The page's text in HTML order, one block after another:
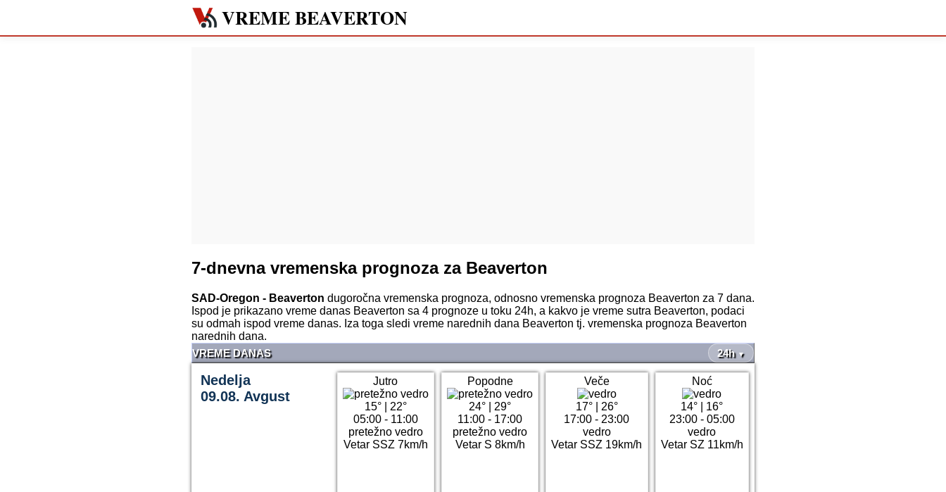
VREME BEAVERTON
7-dnevna vremenska prognoza za Beaverton
SAD-Oregon - Beaverton dugoročna vremenska prognoza, odnosno vremenska prognoza Beaverton za 7 dana.
Ispod je prikazano vreme danas Beaverton sa 4 prognoze u toku 24h, a kakvo je vreme sutra Beaverton, podaci
su odmah ispod vreme danas. Iza toga sledi vreme narednih dana Beaverton tj. vremenska prognoza Beaverton
narednih dana.
VREME DANAS
24h ▼
Nedelja
09.08. Avgust
Jutro
15°| 22°
05:00 - 11:00
pretežno vedro
Vetar SSZ 7km/h
Popodne
24°
29°
11:00 - 17:00
pretežno vedro
Vetar S 8km/h
Veče
17°| 26°
17:00 - 23:00
vedro
Vetar SSZ 19km/h
Noć
14°
16°
23:00 - 05:00
vedro
Vetar SZ 11km/h